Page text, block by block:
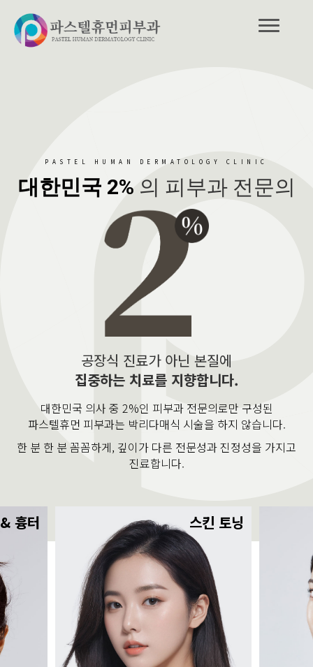
PASTEL HUMAN DERMATOLOGY CLINIC
대한민국 2% 의 피부과 전문의
공장식 진료가 아닌 본질에
집중하는 치료를 지향합니다.
대한민국 의사 중 2%인 피부과 전문의로만 구성된
파스텔휴먼 피부과는 박리다매식 시술을 하지 않습니다.
한 분 한 분 꼼꼼하게, 깊이가 다른 전문성과 진정성을 가지고
진료합니다.
흉터 스킨 토닝